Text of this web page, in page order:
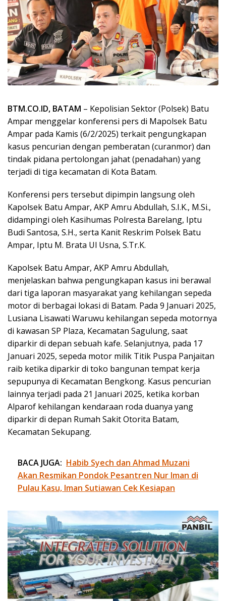
BTM.CO.ID, BATAM – Kepolisian Sektor (Polsek) Batu
Ampar menggelar konferensi pers di Mapolsek Batu
Ampar pada Kamis (6/2/2025) terkait pengungkapan
kasus pencurian dengan pemberatan (curanmor) dan
tindak pidana pertolongan jahat (penadahan) yang
terjadi di tiga kecamatan di Kota Batam.
Konferensi pers tersebut dipimpin langsung oleh
Kapolsek Batu Ampar, AKP Amru Abdullah, S.I.K., M.Si.,
didampingi oleh Kasihumas Polresta Barelang, Iptu
Budi Santosa, S.H., serta Kanit Reskrim Polsek Batu
Ampar, Iptu M. Brata Ul Usna, S.Tr.K.
Kapolsek Batu Ampar, AKP Amru Abdullah,
menjelaskan bahwa pengungkapan kasus ini berawal
dari tiga laporan masyarakat yang kehilangan sepeda
motor di berbagai lokasi di Batam. Pada 9 Januari 2025,
Lusiana Lisawati Waruwu kehilangan sepeda motornya
di kawasan SP Plaza, Kecamatan Sagulung, saat
diparkir di depan sebuah kafe. Selanjutnya, pada 17
Januari 2025, sepeda motor milik Titik Puspa Panjaitan
raib ketika diparkir di toko bangunan tempat kerja
sepupunya di Kecamatan Bengkong. Kasus pencurian
lainnya terjadi pada 21 Januari 2025, ketika korban
Alparof kehilangan kendaraan roda duanya yang
diparkir di depan Rumah Sakit Otorita Batam,
Kecamatan Sekupang.
BACA JUGA: Habib Syech dan Ahmad Muzani
Akan Resmikan Pondok Pesantren Nur Iman di
Pulau Kasu, Iman Sutiawan Cek Kesiapan